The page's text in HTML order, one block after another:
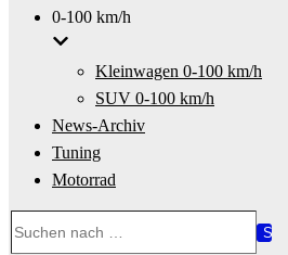
0-100 km/h
Kleinwagen 0-100 km/h
SUV 0-100 km/h
News-Archiv
Tuning
Motorrad
nach …